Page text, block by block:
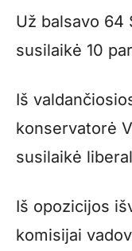
Už balsavo 64
susilaikė 10
Iš
konservatorė
susilaikė
Iš opozicijos
komisijai